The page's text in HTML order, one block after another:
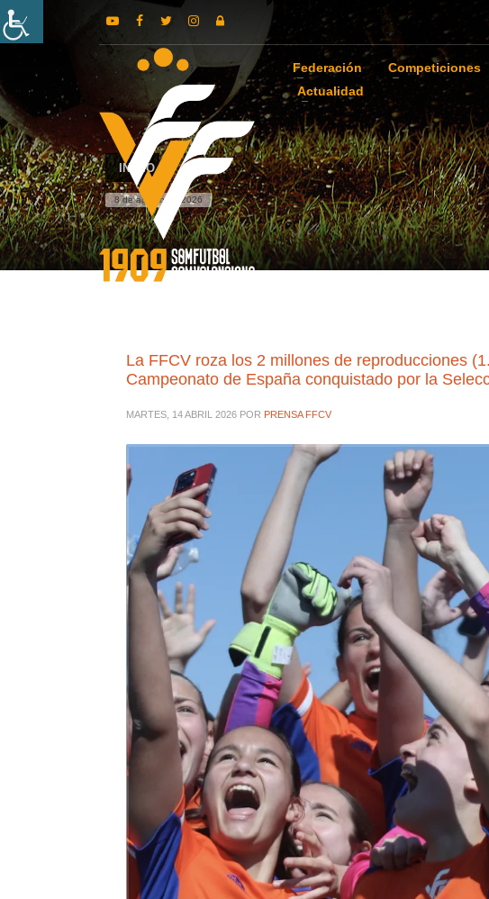
Federación Competiciones
Actualidad
INICIO
8 de agosto de 2026
La FFCV roza los 2 millones de reproducciones
Campeonato de España conquistado por la
MARTES, 14 ABRIL 2026 POR PRENSA FFCV